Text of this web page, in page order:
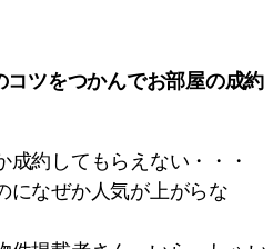
ツをつかんでお部屋の成約
約してもらえない・・・
になぜか人気が上がらな